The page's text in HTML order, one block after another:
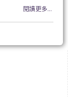
閱讀更多...